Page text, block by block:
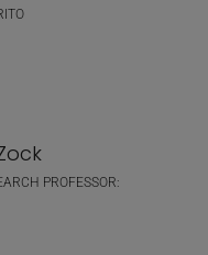
PROFESSOR: